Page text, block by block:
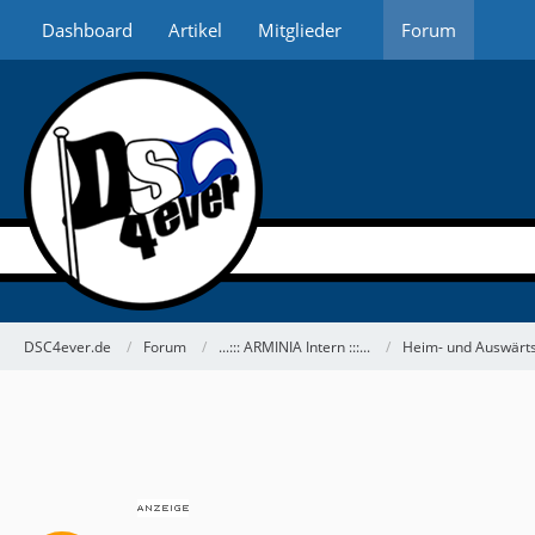
Dashboard Artikel Mitglieder Forum
DSC4ever.de Forum ...::: ARMINIA Intern :::... Heim- und